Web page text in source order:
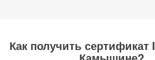
Как получить сертификат